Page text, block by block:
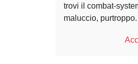
trovi il combat-
maluccio, purtroppo.